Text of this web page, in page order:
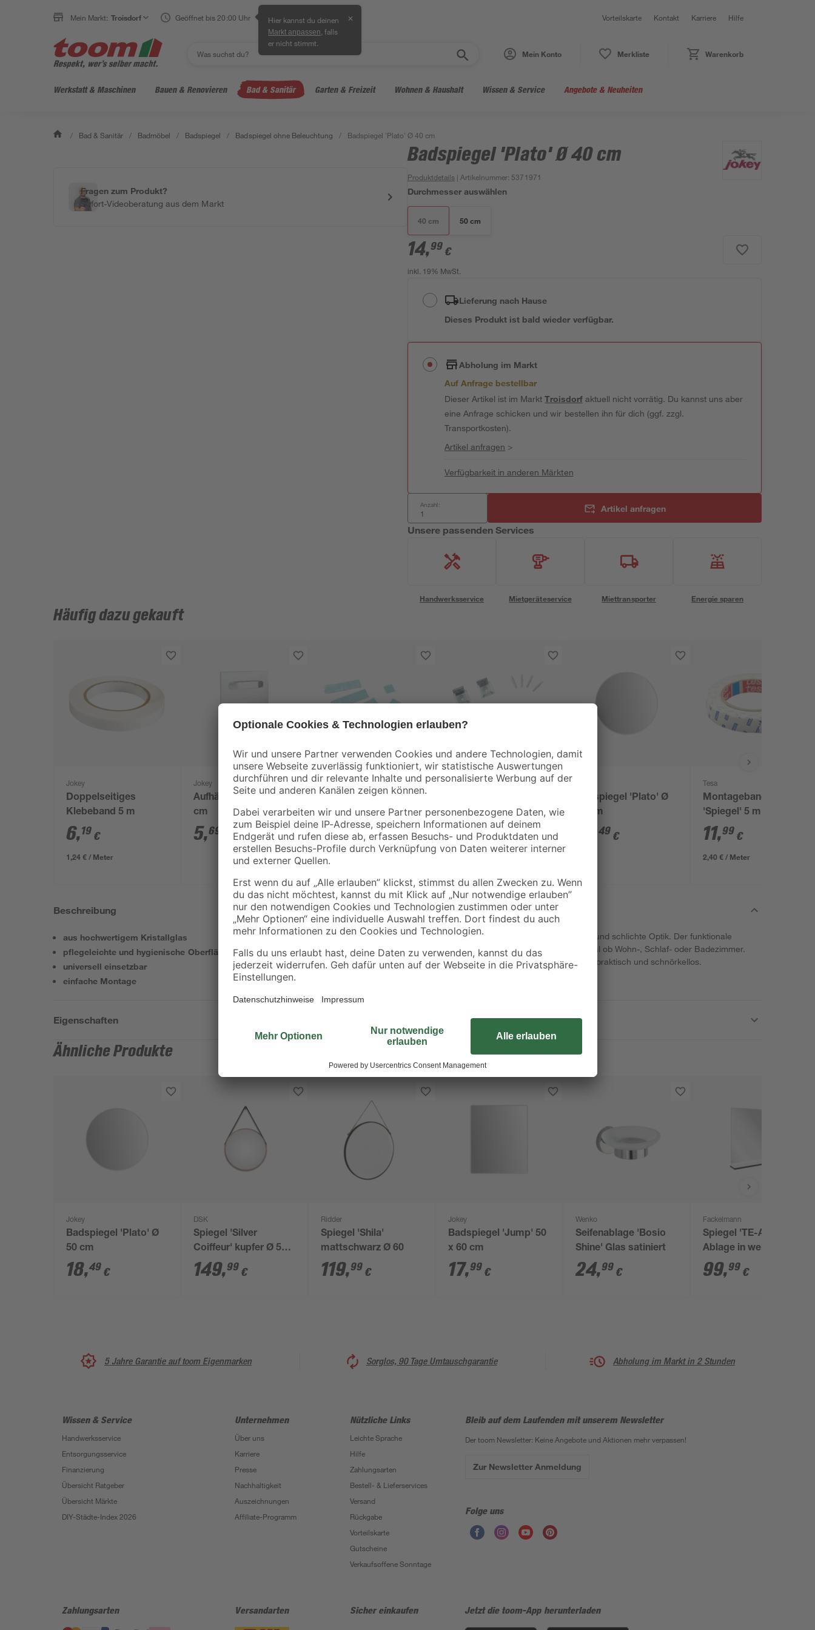
Mein Markt: Troisdorf Geöffnet bis 20:00 Uhr Hier kannst du deinen
Markt anpassen , falls
er nicht stimmt.
✕ Vorteilskarte Kontakt Karriere Hilfe
Mein Konto Merkliste Warenkorb
Werkstatt & Maschinen Bauen & Renovieren Bad & Sanitär Garten & Freizeit Wohnen & Haushalt Wissen & Service Angebote & Neuheiten
/ Bad & Sanitär / Badmöbel / Badspiegel / Badspiegel ohne Beleuchtung / Badspiegel 'Plato' Ø 40 cm
Fragen zum Produkt?
Sofort-Videoberatung aus dem Markt
Badspiegel 'Plato' Ø 40 cm
Produktdetails | Artikelnummer: 5371971
Durchmesser auswählen
40 cm 50 cm
14,99 €
inkl. 19% MwSt.
Lieferung nach Hause
Dieses Produkt ist bald wieder verfügbar.
Abholung im Markt
Auf Anfrage bestellbar
Dieser Artikel ist im MarktTroisdorfaktuell nicht vorrätig. Du kannst uns aber
eine Anfrage schicken und wir bestellen ihn für dich (ggf. zzgl.
Transportkosten).
Artikel anfragen >
Verfügbarkeit in anderen Märkten
Anzahl: Artikel anfragen
Unsere passenden Services
Handwerksservice Mietgeräteservice Miettransporter Energie sparen
Häufig dazu gekauft
Jokey
Doppelseitiges
Klebeband 5 m
6,19 €
1,24 € / Meter
Jokey
Aufhängeblech 10 x 8
cm
5,69
Jokey
Klebepads für Spiegel
16-teilig
3,69 €
Jokey
teilig
5,99 €
Badspiegel 'Plato' Ø
50 cm
,49 €
Tesa
Montageband
'Spiegel' 5 m
11,99 €
2,40 € / Meter
Beschreibung
aus hochwertigem Kristallglas
pflegeleichte und hygienische Oberfläche
universell einsetzbar
einfache Montage
Der Spiegel 'Plato' besticht durch eine neutrale und schlichte Optik. Der funktionale
Spiegel lässt sich in jeden Raum integrieren, egal ob Wohn-, Schlaf- oder Badezimmer.
Sorge für den richtigen Akzent an den Wänden, praktisch und schnörkellos.
Eigenschaften
Ähnliche Produkte
Jokey
Badspiegel 'Plato' Ø
50 cm
18,49 €
DSK
Spiegel 'Silver
Coiffeur' kupfer Ø 50
cm
149,99 €
Ridder
Spiegel 'Shila'
mattschwarz Ø 60
119,99 €
Jokey
Badspiegel 'Jump' 50
x 60 cm
17,99 €
Wenko
Seifenablage 'Bosio
Shine' Glas satiniert
24,99 €
Fackelmann
Spiegel 'TE-A' mit
Ablage in weiß 59,8 x
69,2 x 13,5 cm
99,99 €
5 Jahre Garantie auf toom Eigenmarken Sorglos, 90 Tage Umtauschgarantie Abholung im Markt in 2 Stunden
Wissen & Service
Handwerksservice
Entsorgungsservice
Finanzierung
Übersicht Ratgeber
Übersicht Märkte
DIY-Städte-Index 2026
Unternehmen
Über uns
Karriere
Presse
Nachhaltigkeit
Auszeichnungen
Affiliate-Programm
Nützliche Links
Leichte Sprache
Hilfe
Zahlungsarten
Bestell- & Lieferservices
Versand
Rückgabe
Vorteilskarte
Gutscheine
Verkaufsoffene Sonntage
Bleib auf dem Laufenden mit unserem Newsletter
Der toom Newsletter: Keine Angebote und Aktionen mehr verpassen!
Zur Newsletter Anmeldung
Folge uns
Zahlungsarten Versandarten Sicher einkaufen Jetzt die toom-App herunterladen